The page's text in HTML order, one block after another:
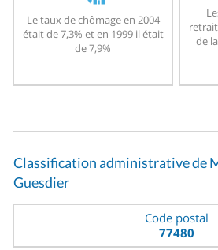
Le taux de chômage en 2004
était de 7,3% et en 1999 il était
de 7,9%
de
Classification administrative de
Guesdier
Code postal
77480